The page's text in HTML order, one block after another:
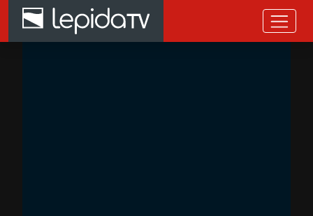
Salta al contenuto principale
Home page LepidaTV